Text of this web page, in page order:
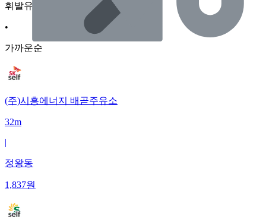
휘발유
•
가까운순
(주)시흥에너지 배곧주유소
32m
|
정왕동
1,837원